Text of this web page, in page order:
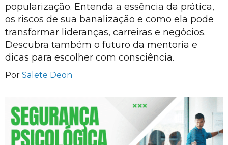
popularização. Entenda a essência da prática,
os riscos de sua banalização e como ela pode
transformar lideranças, carreiras e negócios.
Descubra também o futuro da mentoria e
dicas para escolher com consciência.
Por Salete Deon